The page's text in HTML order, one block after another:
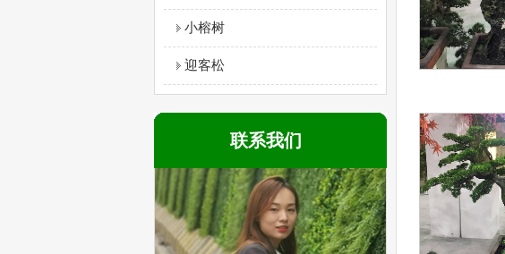
小榕树
迎客松
联系我们